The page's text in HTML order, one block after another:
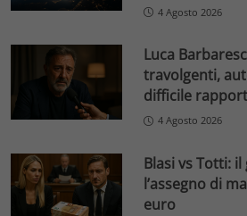
4 Agosto 2026
Luca
travolgenti,
difficile
4 Agosto 2026
Blasi vs Totti:
l’assegno di
euro